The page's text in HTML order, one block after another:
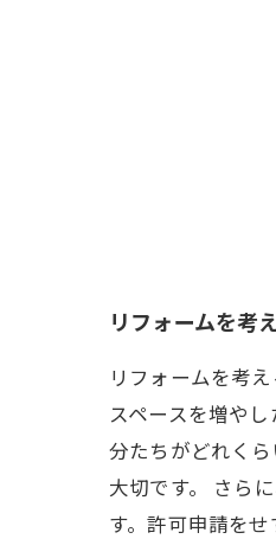
リフォームを考
リフォームを考
スペースを増や
分たちがどれく
大切です。 さら
す。許可申請を